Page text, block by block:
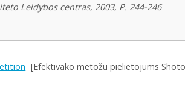
Leidybos centras, 2003, P. 244-246
[Efektīvāko metožu pielietojums